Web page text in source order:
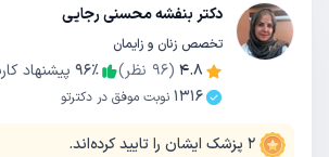
دکتر بنفشه محسنی رجایی
تخصص زنان و زایمان
4.8
(
96 نظر) 96٪
پیشنهاد
1316 نوبت موفق در دکترتو
2 پزشک ایشان را تایید کرده‌اند.